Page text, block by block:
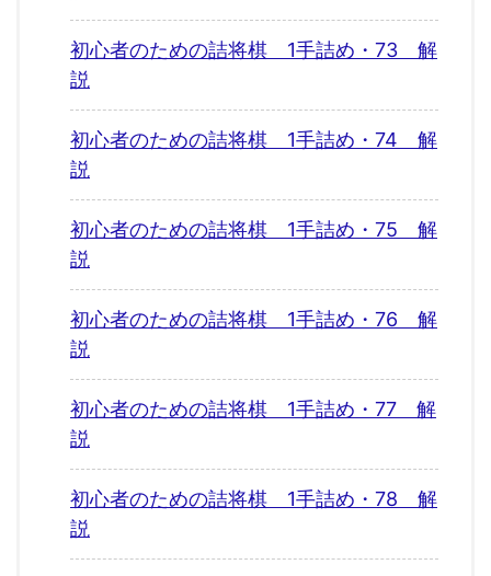
初心者のための詰将棋 1手詰め・73 解
説
初心者のための詰将棋 1手詰め・74 解
説
初心者のための詰将棋 1手詰め・75 解
説
初心者のための詰将棋 1手詰め・76 解
説
初心者のための詰将棋 1手詰め・77 解
説
初心者のための詰将棋 1手詰め・78 解
説